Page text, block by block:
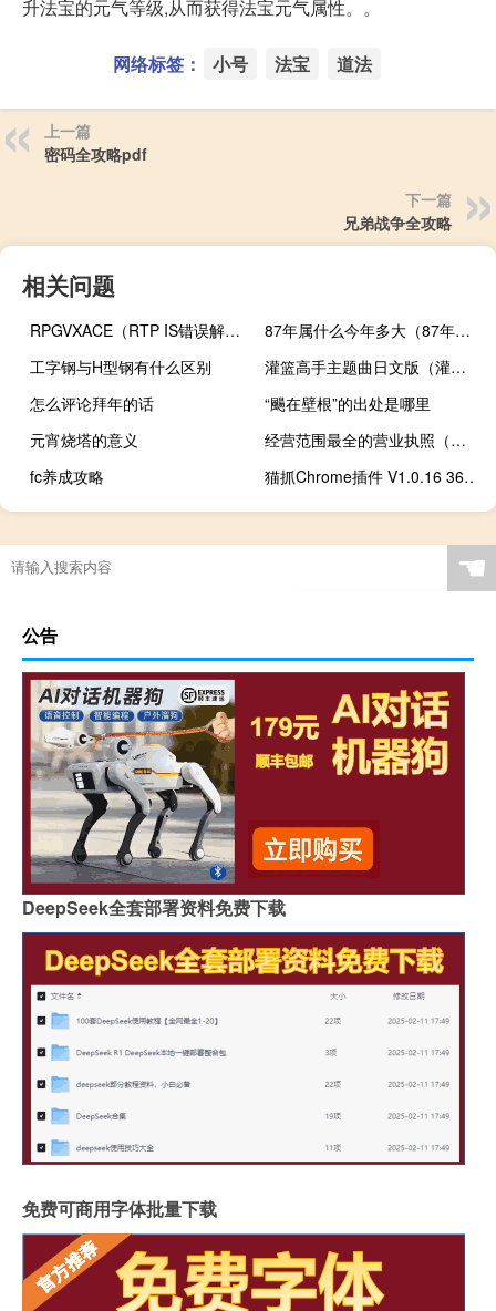
升法宝的元气等级,从而获得法宝元气属性。。
网络标签： 小号 法宝 道法
上一篇
密码全攻略pdf
下一篇
兄弟战争全攻略
相关问题
RPGVXACE（RTP IS错误解决方法）
87年属什么今年多大（87年属什么）
工字钢与H型钢有什么区别
灌篮高手主题曲日文版（灌篮高手主题曲日文）
怎么评论拜年的话
“颺在壁根”的出处是哪里
元宵烧塔的意义
经营范围最全的营业执照（经营范围英文）
fc养成攻略
猫抓Chrome插件 V1.0.16 360浏览器版（猫抓Chrome插件 V1.0.16 360浏览器版功能简介）
☚
公告
DeepSeek全套部署资料免费下载
免费可商用字体批量下载